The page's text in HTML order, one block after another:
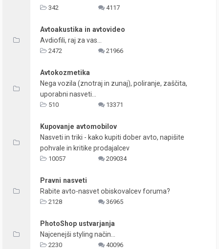
342 4117
Avtoakustika in avtovideo
Avdiofili, raj za vas...
2472 21966
Avtokozmetika
Nega vozila (znotraj in zunaj), poliranje, zaščita,
uporabni nasveti...
510 13371
Kupovanje avtomobilov
Nasveti in triki - kako kupiti dober avto, napišite
pohvale in kritike prodajalcev
10057 209034
Pravni nasveti
Rabite avto-nasvet obiskovalcev foruma?
2128 36965
PhotoShop ustvarjanja
Najcenejši styling način...
2230 40096